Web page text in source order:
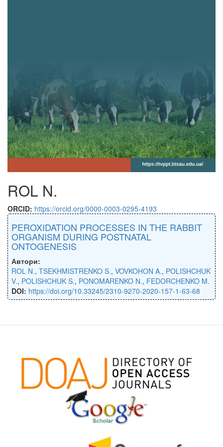
ROL N.
ORCID: https://orcid.org/0000-0003-0295-4193
PEROXIDATION PROCESSES IN THE RABBIT
ORGANISM DURING POSTNATAL
ONTOGENESIS
Автори:
ROL N., TSEKHMISTRENKO S., VOVKOHON A., POLISHCHUK
V., POLISHCHUK S., PONOMARENKO N., FEDORCHENKO M.
DOI: https://doi.org/10.33245/2310-9270-2020-157-1-63-68